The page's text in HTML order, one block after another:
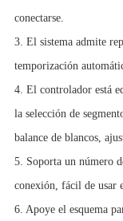
conectarse.
3. El sistema admite
temporización
4. El controlador está
la selección de
balance de blancos,
5. Soporta un número
conexión, fácil de usar
6. Apoye el esquema